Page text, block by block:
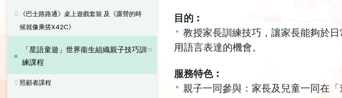
《巴士路路通》桌上遊戲套裝 及《露營的時
候就像乘搭X42C》
「星語童遊」世界衞生組織親子技巧訓
練課程
照顧者課程
目的︰
教授家長訓練技巧，讓家長能夠於
用語言表達的機會。
服務特色︰
親子一同參與：家長及兒童一同在